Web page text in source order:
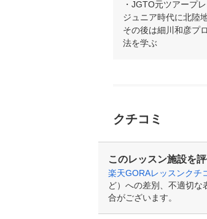
・JGTO元ツアープ
ジュニア時代に北陸
その後は細川和彦プ
法を学ぶ
クチコミ
このレッスン施設を
楽天GORAレッスンクチ
ど）への差別、不適切
合がございます。